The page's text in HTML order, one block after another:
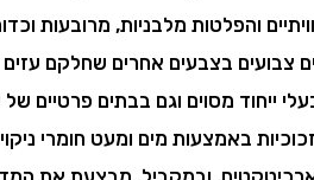
והפלטות מלבניות,
צבועים בצבעים אחרים שחלקם עזים
ייחוד מסוים וגם בבתים פרטיים
באמצעות מים ומעט חומרי